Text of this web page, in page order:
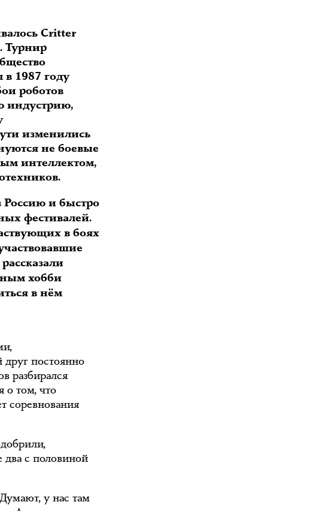
Critter
Турнир
1987 году
роботов
индустрию,
изменились
не боевые
интеллектом,
и быстро
фестивалей.
в боях
рассказали
хобби
в нём
постоянно
разбирался
о том, что
соревнования
два с половиной
у нас там